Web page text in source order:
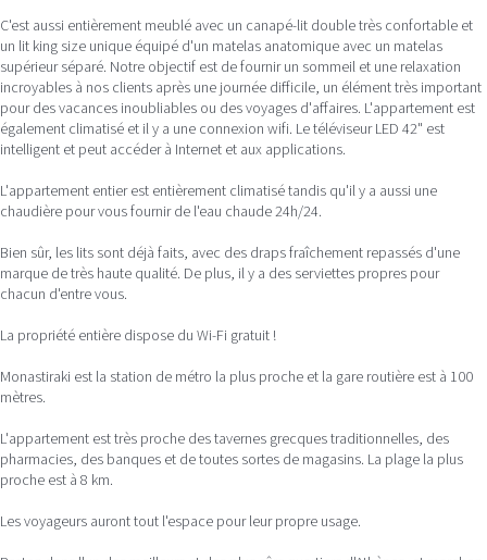
C'est aussi entièrement meublé avec un canapé-lit double très confortable et
un lit king size unique équipé d'un matelas anatomique avec un matelas
supérieur séparé. Notre objectif est de fournir un sommeil et une relaxation
incroyables à nos clients après une journée difficile, un élément très important
pour des vacances inoubliables ou des voyages d'affaires. L'appartement est
également climatisé et il y a une connexion wifi. Le téléviseur LED 42" est
intelligent et peut accéder à Internet et aux applications.
L'appartement entier est entièrement climatisé tandis qu'il y a aussi une
chaudière pour vous fournir de l'eau chaude 24h/24.
Bien sûr, les lits sont déjà faits, avec des draps fraîchement repassés d'une
marque de très haute qualité. De plus, il y a des serviettes propres pour
chacun d'entre vous.
La propriété entière dispose du Wi-Fi gratuit !
Monastiraki est la station de métro la plus proche et la gare routière est à 100
mètres.
L'appartement est très proche des tavernes grecques traditionnelles, des
pharmacies, des banques et de toutes sortes de magasins. La plage la plus
proche est à 8 km.
Les voyageurs auront tout l'espace pour leur propre usage.